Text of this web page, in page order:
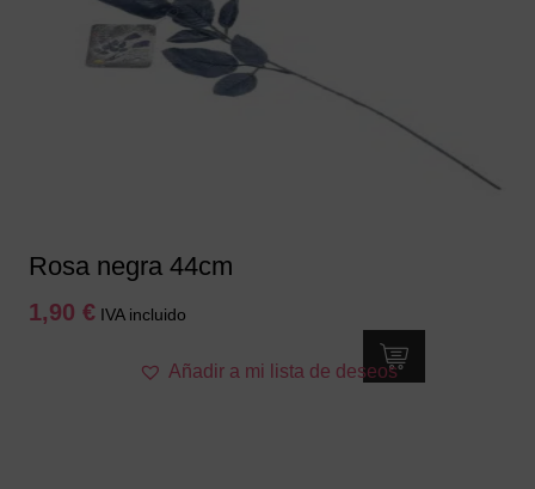
pueden
Rosa negra 44cm
1,90 € IVA incluido
Añadir a mi lista de deseos